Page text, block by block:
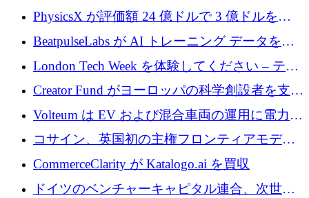
PhysicsX が評価額 24 億ドルで 3 億ドルを調
達
BeatpulseLabs が AI トレーニング データを拡
張するために 180 万ドルのプレシードを調達
London Tech Week を体験してください – テク
ノロジーがヨーロッパのイノベーションの未
来を形作る場所
Creator Fund がヨーロッパの科学創設者を支援
するために 5,600 万ドルを調達
Volteum は EV および混合車両の運用に電力を
供給するために 250 万ユーロを寄付
コサイン、英国初の主権フロンティアモデル
で業界の支援を確保
CommerceClarity が Katalogo.ai を買収
ドイツのベンチャーキャピタル連合、次世代